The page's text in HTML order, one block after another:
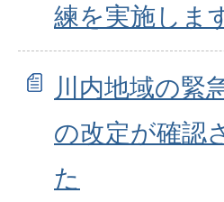
練を実施しま
川内地域の緊
の改定が確認
た